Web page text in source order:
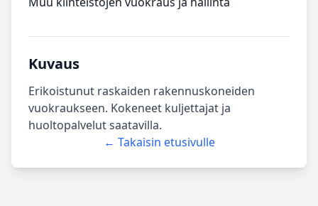
Kuvaus
Erikoistunut raskaiden rakennuskoneiden
vuokraukseen. Kokeneet kuljettajat ja
huoltopalvelut saatavilla.
← Takaisin etusivulle